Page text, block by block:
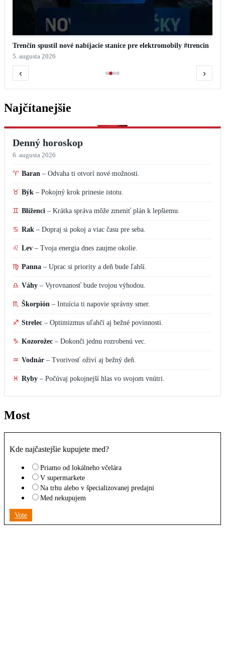
Trenčín spustil nové nabíjacie stanice pre elektromobily #trencin
5. augusta 2026
‹ ›
Najčítanejšie
Denný horoskop
6. augusta 2026
♈ Baran – Odvaha ti otvorí nové možnosti.
♉ Býk – Pokojný krok prinesie istotu.
♊ Blíženci – Krátka správa môže zmeniť plán k lepšiemu.
♋ Rak – Dopraj si pokoj a viac času pre seba.
♌ Lev – Tvoja energia dnes zaujme okolie.
♍ Panna – Uprac si priority a deň bude ľahší.
♎ Váhy – Vyrovnanosť bude tvojou výhodou.
♏ Škorpión – Intuícia ti napovie správny smer.
♐ Strelec – Optimizmus uľahčí aj bežné povinnosti.
♑ Kozorožec – Dokonči jednu rozrobenú vec.
♒ Vodnár – Tvorivosť oživí aj bežný deň.
♓ Ryby – Počúvaj pokojnejší hlas vo svojom vnútri.
Most
Kde najčastejšie kupujete med?
Priamo od lokálneho včelára
V supermarkete
Na trhu alebo v špecializovanej predajni
Med nekupujem
Vote